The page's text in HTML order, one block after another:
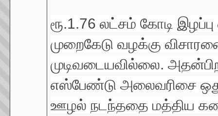
ரூ.1.76 லட்சம் கோடி
முறைகேடு வழக்கு
முடிவடையவில்லை.
எஸ்பேண்டு அலைவரிசை
ஊழல் நடந்ததை மத்திய